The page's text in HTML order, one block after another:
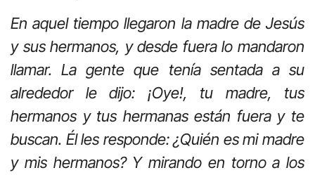
En aquel tiempo llegaron la madre de Jesús
y sus hermanos, y desde fuera lo mandaron
llamar. La gente que tenía sentada a su
alrededor le dijo: ¡Oye!, tu madre, tus
hermanos y tus hermanas están fuera y te
buscan. Él les responde: ¿Quién es mi madre
y mis hermanos? Y mirando en torno a los